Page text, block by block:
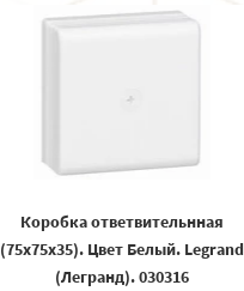
Коробка ответвительнная
(75х75х35). Цвет Белый. Legrand
(Легранд). 030316